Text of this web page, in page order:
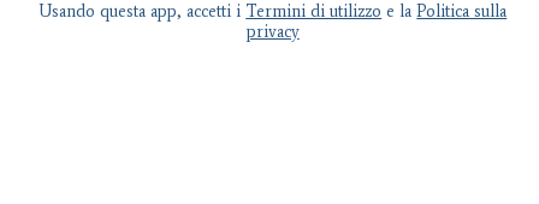
Usando questa app, accetti i Termini di utilizzo e laPolitica sulla
privacy